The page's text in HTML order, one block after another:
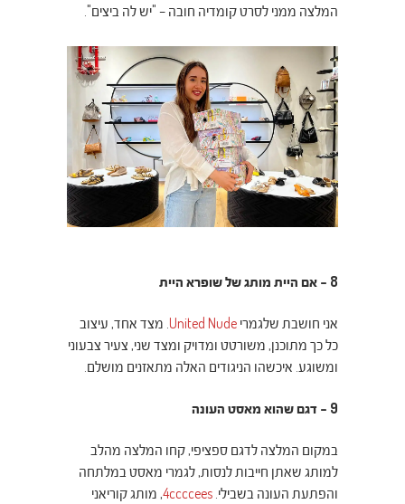
המלצה ממני לסרט קומדיה חובה – "יש לה ביצים".
8 – אם היית מותג של שופרא היית
אני חושבת שלגמרי United Nude . מצד אחד, עיצוב
כל כך מתוכנן, משורטט ומדויק ומצד שני, צעיר צבעוני
ומשוגע. איכשהו הניגודים האלה מתאזנים מושלם.
9 – דגם שהוא מאסט העונה
במקום המלצה לדגם ספציפי, קחו המלצה מהלב
למותג שאתן חייבות לנסות, לגמרי מאסט במלתחה
והפתעת העונה בשבילי. 4ccccees, מותג קוריאני